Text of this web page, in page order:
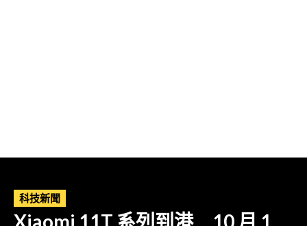
科技新聞
Xiaomi 11T 系列到港 10 月 1